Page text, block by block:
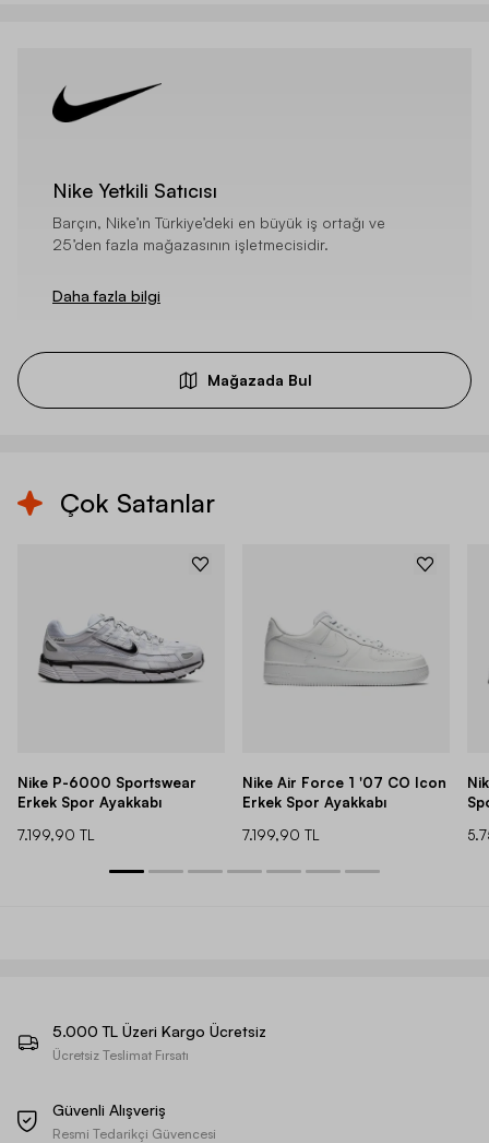
Nike Yetkili Satıcısı
Barçın, Nike’ın Türkiye’deki en büyük iş ortağı ve
25’den fazla mağazasının işletmecisidir.
Daha fazla bilgi
Mağazada Bul
Çok Satanlar
Nike P-6000 Sportswear
Erkek Spor Ayakkabı
7.199,90 TL
Nike Air Force 1 '07 CO Icon
Erkek Spor Ayakkabı
7.199,90 TL
5.000 TL Üzeri Kargo Ücretsiz
Ücretsiz Teslimat Fırsatı
Güvenli Alışveriş
Resmi Tedarikçi Güvencesi